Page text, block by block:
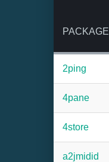
PACKAGE
2ping
4pane
4store
a2jmidid